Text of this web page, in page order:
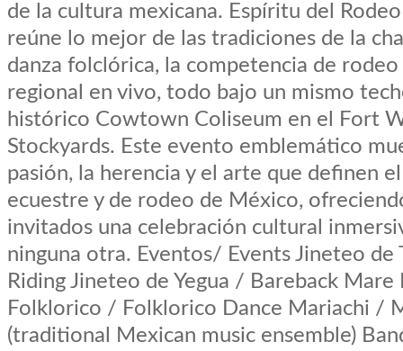
de la cultura mexicana. Espíritu del
reúne lo mejor de las tradiciones de la
danza folclórica, la competencia de rodeo
regional en vivo, todo bajo un mismo
histórico Cowtown Coliseum en el Fort
Stockyards. Este evento emblemático
pasión, la herencia y el arte que definen
ecuestre y de rodeo de México,
invitados una celebración cultural
ninguna otra. Eventos/ Events Jineteo de
Riding Jineteo de Yegua / Bareback Mare
Folklorico / Folklorico Dance Mariachi /
(traditional Mexican music ensemble)